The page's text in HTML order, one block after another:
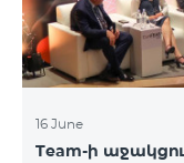
16 June
Team-ի